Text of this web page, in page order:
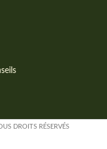
DROITS RÉSERVÉS